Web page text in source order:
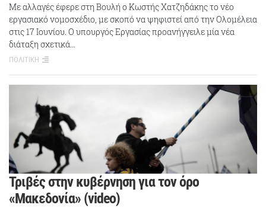
Με αλλαγές έφερε στη Βουλή ο Κωστής Χατζηδάκης το νέο
εργασιακό νομοσχέδιο, με σκοπό να ψηφιστεί από την Ολομέλεια
στις 17 Ιουνίου. Ο υπουργός Εργασίας προανήγγειλε μία νέα
διάταξη σχετικά…
ΠΟΛΙΤΙΚΗ
Τριβές στην κυβέρνηση για τον όρο
«Μακεδονία» (video)